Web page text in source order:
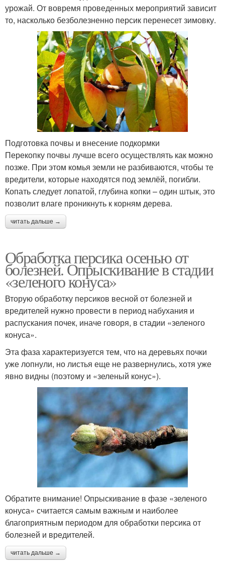
урожай. От вовремя проведенных мероприятий зависит
то, насколько безболезненно персик перенесет зимовку.
Подготовка почвы и внесение подкормки
Перекопку почвы лучше всего осуществлять как можно
позже. При этом комья земли не разбиваются, чтобы те
вредители, которые находятся под землёй, погибли.
Копать следует лопатой, глубина копки – один штык, это
позволит влаге проникнуть к корням дерева.
читать дальше →
Обработка персика осенью от
болезней. Опрыскивание в стадии
«зеленого конуса»
Вторую обработку персиков весной от болезней и
вредителей нужно провести в период набухания и
распускания почек, иначе говоря, в стадии «зеленого
конуса».
Эта фаза характеризуется тем, что на деревьях почки
уже лопнули, но листья еще не развернулись, хотя уже
явно видны (поэтому и «зеленый конус»).
Обратите внимание! Опрыскивание в фазе «зеленого
конуса» считается самым важным и наиболее
благоприятным периодом для обработки персика от
болезней и вредителей.
читать дальше →